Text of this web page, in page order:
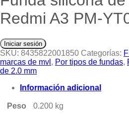
Redmi A3 PM-
Iniciar sesión
SKU: 8435822001850 Categorías:
marcas de mvl , Por tipos de fundas,
de 2.0 mm
Información adicional
Peso 0.200 kg